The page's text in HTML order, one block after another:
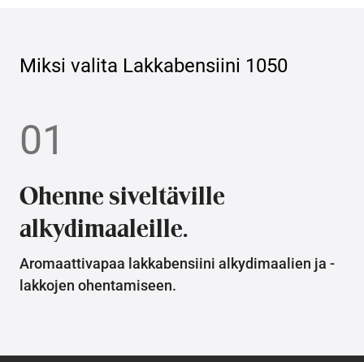
Miksi valita Lakkabensiini 1050
01
Ohenne siveltäville
alkydimaaleille.
Aromaattivapaa lakkabensiini alkydimaalien ja -
lakkojen ohentamiseen.